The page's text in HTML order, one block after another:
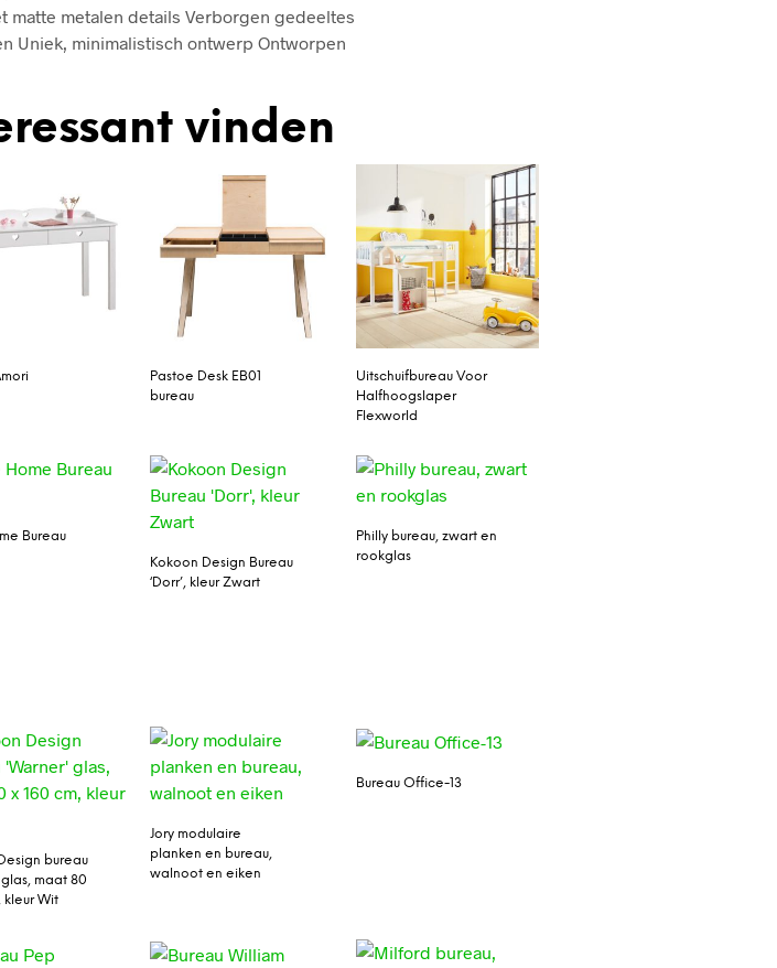
matte metalen details Verborgen gedeeltes
Uniek, minimalistisch ontwerp Ontworpen
vinden
Pastoe Desk EB01
bureau
Uitschuifbureau Voor
Halfhoogslaper
Flexworld
Bureau
Kokoon Design Bureau
‘Dorr’, kleur Zwart
Philly bureau, zwart en
rookglas
bureau
glas, maat 80
kleur Wit
Jory modulaire
planken en bureau,
walnoot en eiken
Bureau Office-13